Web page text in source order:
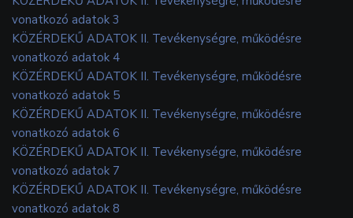
vonatkozó adatok 3
KÖZÉRDEKŰ ADATOK II. Tevékenységre, működésre
vonatkozó adatok 4
KÖZÉRDEKŰ ADATOK II. Tevékenységre, működésre
vonatkozó adatok 5
KÖZÉRDEKŰ ADATOK II. Tevékenységre, működésre
vonatkozó adatok 6
KÖZÉRDEKŰ ADATOK II. Tevékenységre, működésre
vonatkozó adatok 7
KÖZÉRDEKŰ ADATOK II. Tevékenységre, működésre
vonatkozó adatok 8